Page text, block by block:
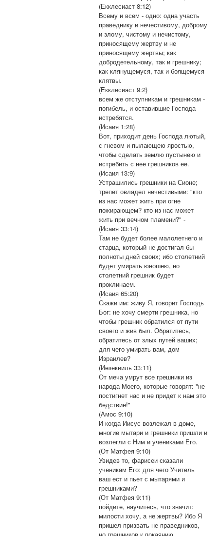
(Екклесиаст 8:12)
Всему и всем - одно: одна участь
праведнику и нечестивому, доброму
и злому, чистому и нечистому,
приносящему жертву и не
приносящему жертвы; как
добродетельному, так и грешнику;
как клянущемуся, так и боящемуся
клятвы.
(Екклесиаст 9:2)
всем же отступникам и грешникам -
погибель, и оставившие Господа
истребятся.
(Исаия 1:28)
Вот, приходит день Господа лютый,
с гневом и пылающею яростью,
чтобы сделать землю пустынею и
истребить с нее грешников ее.
(Исаия 13:9)
Устрашились грешники на Сионе;
трепет овладел нечестивыми: "кто
из нас может жить при огне
пожирающем? кто из нас может
жить при вечном пламени?" -
(Исаия 33:14)
Там не будет более малолетнего и
старца, который не достигал бы
полноты дней своих; ибо столетний
будет умирать юношею, но
столетний грешник будет
проклинаем.
(Исаия 65:20)
Скажи им: живу Я, говорит Господь
Бог: не хочу смерти грешника, но
чтобы грешник обратился от пути
своего и жив был. Обратитесь,
обратитесь от злых путей ваших;
для чего умирать вам, дом
Израилев?
(Иезекииль 33:11)
От меча умрут все грешники из
народа Моего, которые говорят: "не
постигнет нас и не придет к нам это
бедствие!"
(Амос 9:10)
И когда Иисус возлежал в доме,
многие мытари и грешники пришли и
возлегли с Ним и учениками Его.
(От Матфея 9:10)
Увидев то, фарисеи сказали
ученикам Его: для чего Учитель
ваш ест и пьет с мытарями и
грешниками?
(От Матфея 9:11)
пойдите, научитесь, что значит:
милости хочу, а не жертвы? Ибо Я
пришел призвать не праведников,